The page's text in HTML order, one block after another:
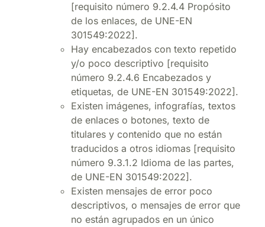
[requisito número 9.2.4.4 Propósito
de los enlaces, de UNE-EN
301549:2022].
Hay encabezados con texto repetido
y/o poco descriptivo [requisito
número 9.2.4.6 Encabezados y
etiquetas, de UNE-EN 301549:2022].
Existen imágenes, infografías, textos
de enlaces o botones, texto de
titulares y contenido que no están
traducidos a otros idiomas [requisito
número 9.3.1.2 Idioma de las partes,
de UNE-EN 301549:2022].
Existen mensajes de error poco
descriptivos, o mensajes de error que
no están agrupados en un único